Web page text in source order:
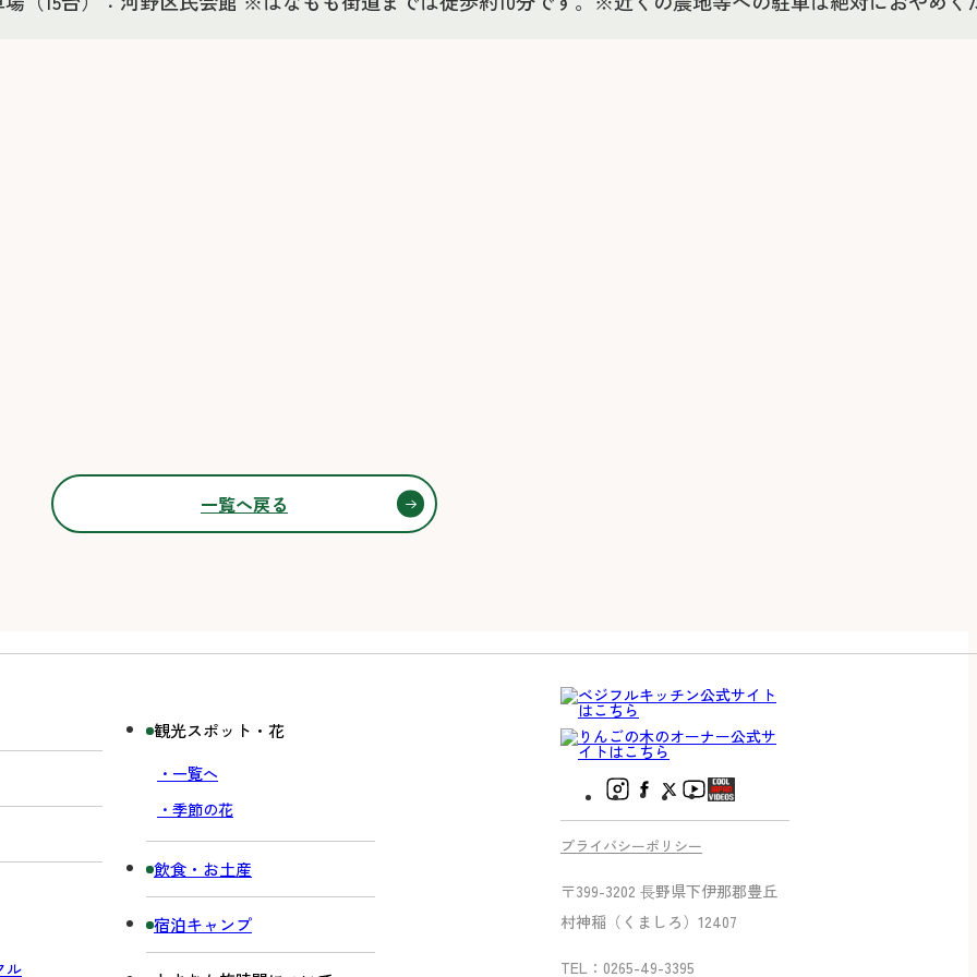
一覧へ戻る
ル
観光スポット・花
・一覧へ
・季節の花
飲食・お土産
宿泊キャンプ
プライバシーポリシー
〒399-3202 ⻑野県下伊那郡豊丘
村神稲（くましろ）12407
TEL：0265-49-3395